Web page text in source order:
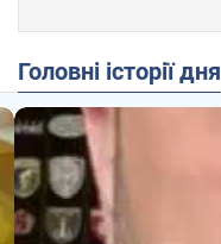
Головні історії дня